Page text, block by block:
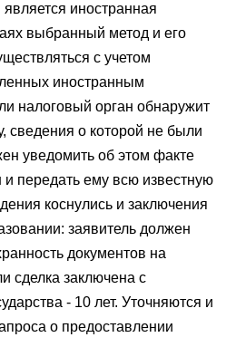
иностранная
выбранный метод и его
с учетом
иностранным
налоговый орган обнаружит
сведения о которой не были
уведомить об этом факте
передать ему всю известную
коснулись и заключения
заявитель должен
документов на
сделка заключена с
- 10 лет. Уточняются и
о предоставлении